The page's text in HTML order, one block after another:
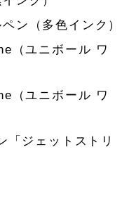
ン（多色インク）
（ユニボール ワ
（ユニボール ワ
「ジェットストリ